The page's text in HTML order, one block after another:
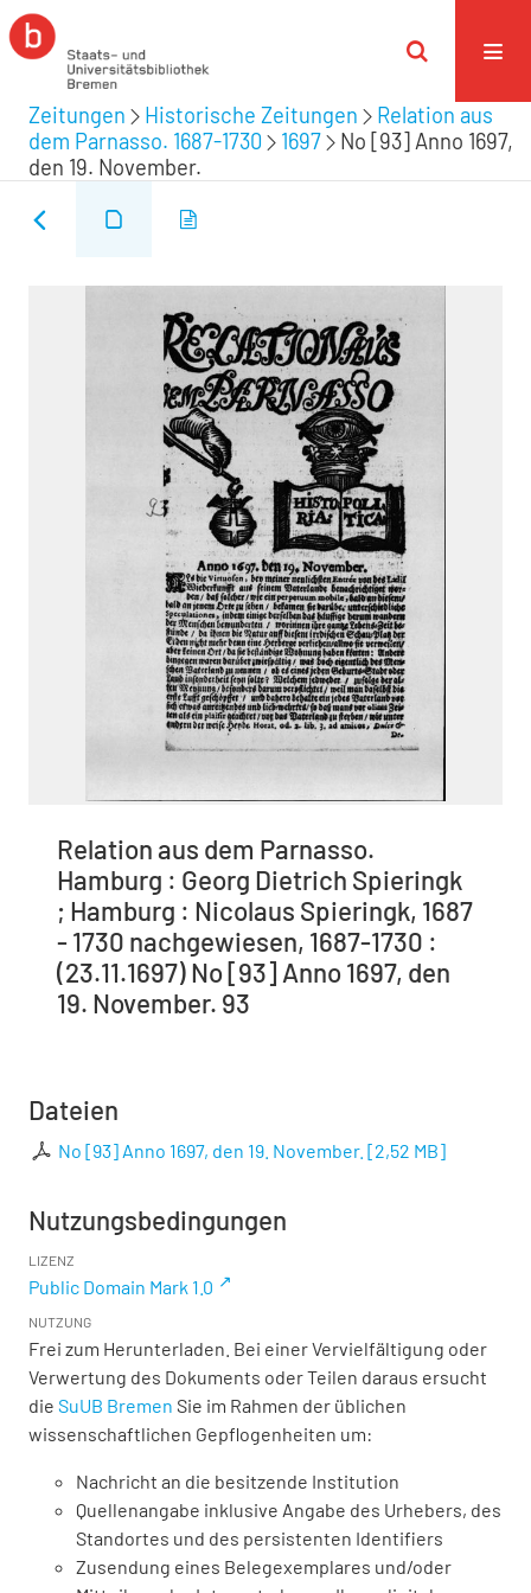
Zeitungen Historische Zeitungen
Relation aus
dem Parnasso. 1687-1730
1697
No [93] Anno 1697,
den 19. November.
Relation aus dem Parnasso.
Hamburg : Georg Dietrich Spieringk
; Hamburg : Nicolaus Spieringk, 1687
- 1730 nachgewiesen, 1687-1730 :
(23.11.1697) No [93] Anno 1697, den
19. November. 93
Dateien
No [93] Anno 1697, den 19. November. [2,52 MB]
Nutzungsbedingungen
LIZENZ
Public Domain Mark 1.0
NUTZUNG
Frei zum Herunterladen. Bei einer Vervielfältigung oder
Verwertung des Dokuments oder Teilen daraus ersucht
die SuUB Bremen Sie im Rahmen der üblichen
wissenschaftlichen Gepflogenheiten um:
Nachricht an die besitzende Institution
Quellenangabe inklusive Angabe des Urhebers, des
Standortes und des persistenten Identifiers
Zusendung eines Belegexemplares und/oder